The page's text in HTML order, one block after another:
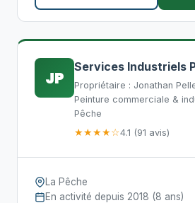
JP
Services Industriels
Propriétaire : Jonathan
Peinture commerciale &
Pêche
★★★★☆4.1 (91 avis)
La Pêche
En activité depuis 2018 (8 ans)